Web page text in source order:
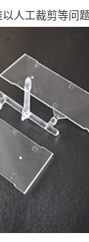
人工裁剪等问题